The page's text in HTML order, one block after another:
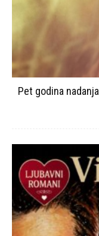
Pet godina nadanja